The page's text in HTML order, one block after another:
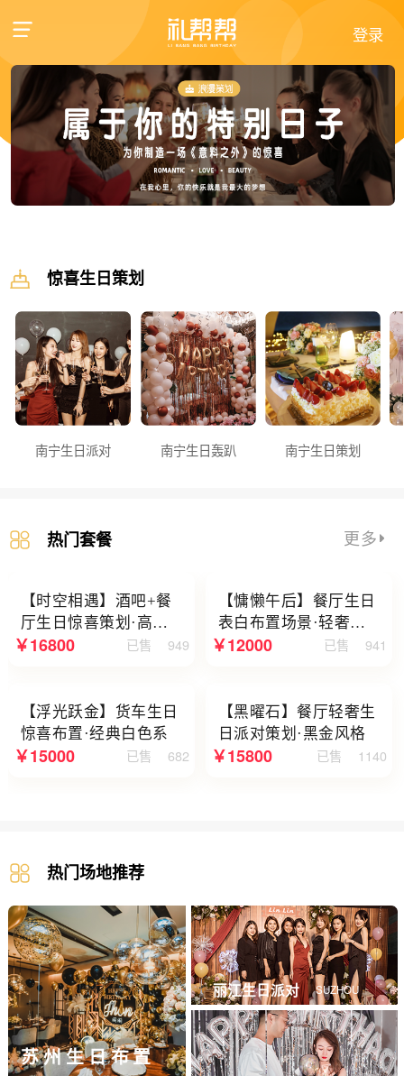
登录
惊喜生日策划
南宁生日派对 南宁生日轰趴 南宁生日策划
热门套餐 更多
【时空相遇】酒吧+餐
厅生日惊喜策划·高级
感蓝色系
￥16800 949
已售
【慵懒午后】餐厅生日
表白布置场景·轻奢白
色系
￥12000 941
已售
【浮光跃金】货车生日
惊喜布置·经典白色系
￥15000 682
已售
【黑曜石】餐厅轻奢生
日派对策划·黑金风格
￥15800 1140
已售
热门场地推荐
苏州生日布置
丽江生日派对 SUZHOU